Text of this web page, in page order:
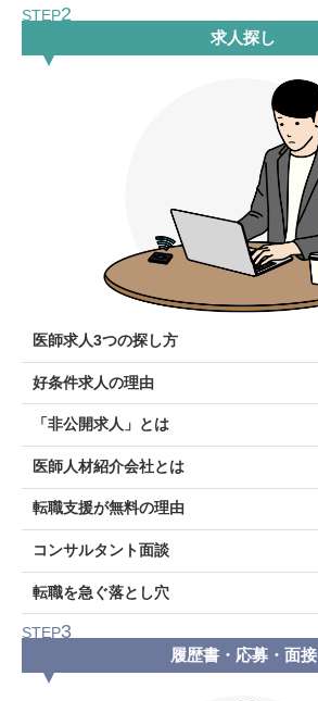
STEP2
求人探し
医師求人3つの探し方
好条件求人の理由
「非公開求人」とは
医師人材紹介会社とは
転職支援が無料の理由
コンサルタント面談
転職を急ぐ落とし穴
STEP3
履歴書・応募・面接